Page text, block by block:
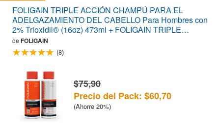
FOLIGAIN TRIPLE ACCIÓN CHAMPÚ PARA EL
ADELGAZAMIENTO DEL CABELLO Para Hombres con
2% Trioxidil® (16oz) 473ml + FOLIGAIN TRIPLE
ACCIÓN ACONDICIONADOR PARA EL
ADELGAZAMIENTO DEL CABELLO Para Hombres con
2% Trioxidil® (16oz) 473ml PACK AHORRO
de FOLIGAIN
(8)
$75,90
Precio del Pack: $60,70
(Ahorre 20%)